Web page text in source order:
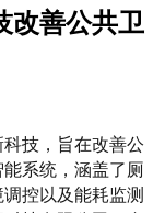
改善公共卫
技，旨在改善公
系统，涵盖了厕
控以及能耗监测